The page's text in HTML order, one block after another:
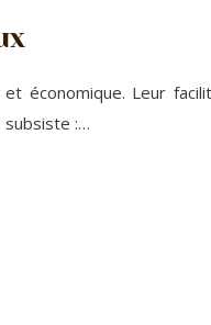
économique. Leur
subsiste :…